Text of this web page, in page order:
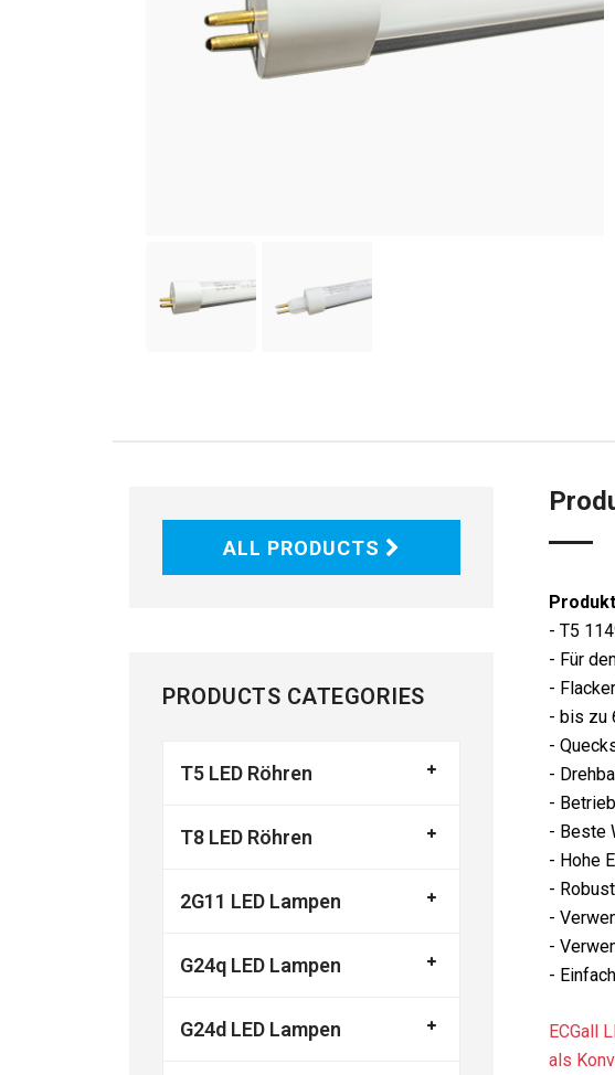
ALL PRODUCTS
PRODUCTS CATEGORIES
T5 LED Röhren
T8 LED Röhren
2G11 LED Lampen
G24q LED Lampen
G24d LED Lampen
- T5
- Für
-
- bis zu
-
-
-
- Beste
- Hohe
-
-
-
-
ECGall
als